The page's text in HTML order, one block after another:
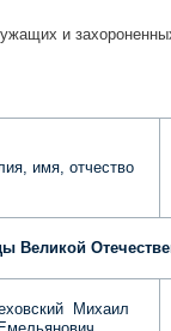
и
имя, отчество
Великой
Михаил